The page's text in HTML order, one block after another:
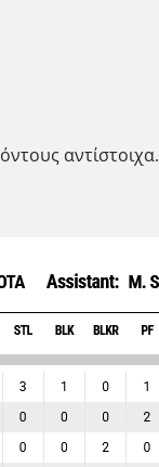
αντίστοιχα.